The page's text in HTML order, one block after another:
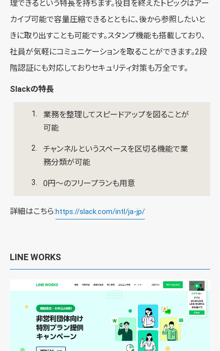
理できるという特長を持ちます。役目を終えたトピックはアー
カイブ可能で容量圧縮できるとともに、後から参照したいと
きに取り出すことも可能です。スタンプ機能も搭載しており、
社員が気軽にコミュニケーションを取ることができます。2段
階認証にも対応しておりセキュリティ対策も万全です。
Slackの特長
業務を整理してスピードアップを図ることが
可能
チャンネルというスペースを区切る機能で業
務分類が可能
0円〜のフリープランも用意
詳細はこちら:https://slack.com/intl/ja-jp/
LINE WORKS